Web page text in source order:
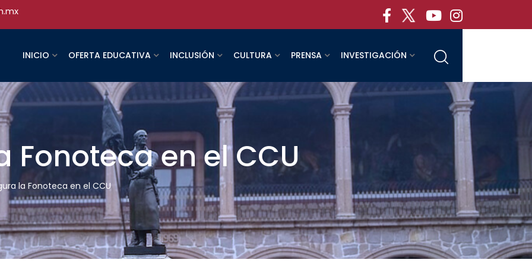
INICIO OFERTA EDUCATIVA INCLUSIÓN CULTURA PRENSA INVESTIGACIÓN
Fonoteca en el CCU
la Fonoteca en el CCU